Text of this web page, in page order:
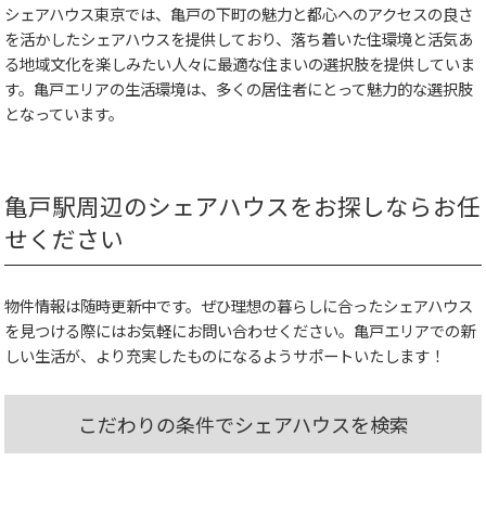
シェアハウス東京では、亀戸の下町の魅力と都心へのアクセスの良さ
を活かしたシェアハウスを提供しており、落ち着いた住環境と活気あ
る地域文化を楽しみたい人々に最適な住まいの選択肢を提供していま
す。亀戸エリアの生活環境は、多くの居住者にとって魅力的な選択肢
となっています。
亀戸駅周辺のシェアハウスをお探しならお任
せください
物件情報は随時更新中です。ぜひ理想の暮らしに合ったシェアハウス
を見つける際にはお気軽にお問い合わせください。亀戸エリアでの新
しい生活が、より充実したものになるようサポートいたします！
こだわりの条件でシェアハウスを検索